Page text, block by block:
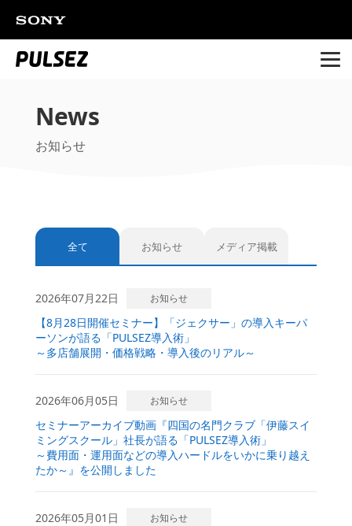
News
お知らせ
全て お知らせ メディア掲載
2026年07月22日 お知らせ
【8月28日開催セミナー】「ジェクサー」の導入キーパ
ーソンが語る「PULSEZ導入術」
～多店舗展開・価格戦略・導入後のリアル～
2026年06月05日 お知らせ
セミナーアーカイブ動画『四国の名門クラブ「伊藤スイ
ミングスクール」社長が語る「PULSEZ導入術」
～費用面・運用面などの導入ハードルをいかに乗り越え
たか～』を公開しました
2026年05月01日 お知らせ